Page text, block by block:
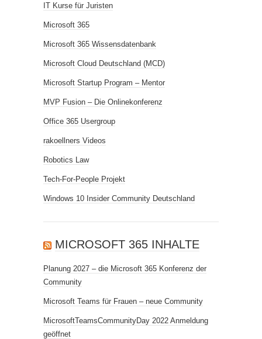
IT Kurse für Juristen
Microsoft 365
Microsoft 365 Wissensdatenbank
Microsoft Cloud Deutschland (MCD)
Microsoft Startup Program – Mentor
MVP Fusion – Die Onlinekonferenz
Office 365 Usergroup
rakoellners Videos
Robotics Law
Tech-For-People Projekt
Windows 10 Insider Community Deutschland
MICROSOFT 365 INHALTE
Planung 2027 – die Microsoft 365 Konferenz der
Community
Microsoft Teams für Frauen – neue Community
MicrosoftTeamsCommunityDay 2022 Anmeldung
geöffnet